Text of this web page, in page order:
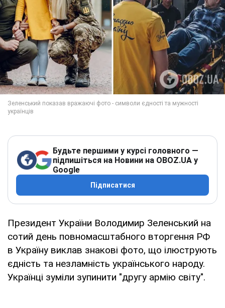
Будьте першими у курсі головного —
підпишіться на Новини на OBOZ.UA у
Google
Підписатися
Президент України Володимир Зеленський на
сотий день повномасштабного вторгення РФ
в Україну виклав знакові фото, що ілюструють
єдність та незламність українського народу.
Українці зуміли зупинити "другу армію світу".